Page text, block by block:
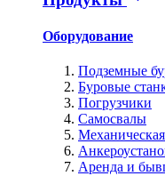
Оборудование
Подземные
Буровые
Погрузчики
Самосвалы
Механическая
Аренда и